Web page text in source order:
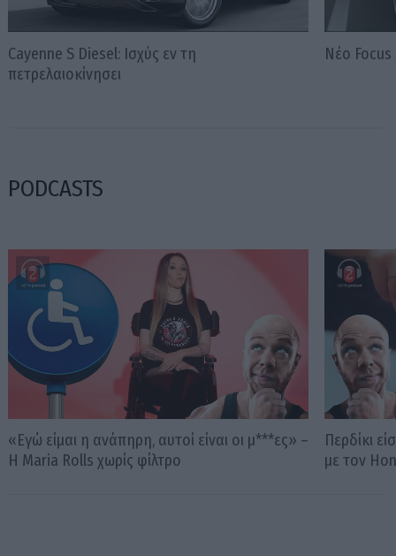
Cayenne S Diesel: Ισχύς εν τη
πετρελαιοκίνησει
Νέο Focus
PODCASTS
«Εγώ είμαι η ανάπηρη, αυτοί είναι οι μ***ες» –
Η Maria Rolls χωρίς φίλτρο
Περδίκι
με τον